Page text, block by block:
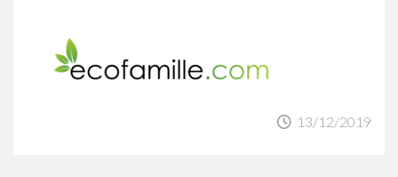
13/12/2019